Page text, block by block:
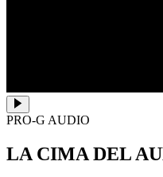
PRO-G AUDIO
LA CIMA DEL